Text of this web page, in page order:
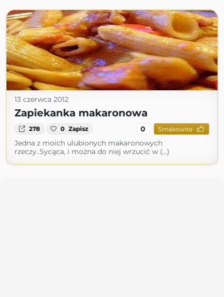
13 czerwca 2012
Zapiekanka makaronowa
278 0 Zapisz 0 Smakowite
Jedna z moich ulubionych makaronowych
rzeczy..Sycąca, i można do niej wrzucić w (...)